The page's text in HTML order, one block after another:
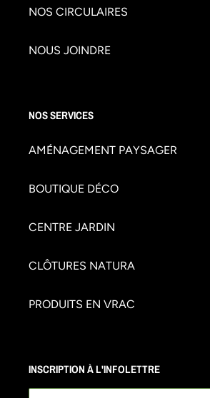
NOS CIRCULAIRES
NOUS JOINDRE
NOS SERVICES
AMÉNAGEMENT PAYSAGER
BOUTIQUE DÉCO
CENTRE JARDIN
CLÔTURES NATURA
PRODUITS EN VRAC
INSCRIPTION À L'INFOLETTRE